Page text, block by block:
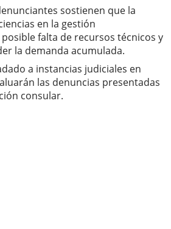
sostienen que la
en la gestión
falta de recursos técnicos y
la demanda acumulada.
a instancias judiciales en
las denuncias presentadas
consular.